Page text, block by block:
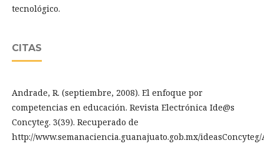
tecnológico.
CITAS
Andrade, R. (septiembre, 2008). El enfoque por
competencias en educación. Revista Electrónica Ide@s
Concyteg. 3(39). Recuperado de
http://www.semanaciencia.guanajuato.gob.mx/ideasConcyteg/